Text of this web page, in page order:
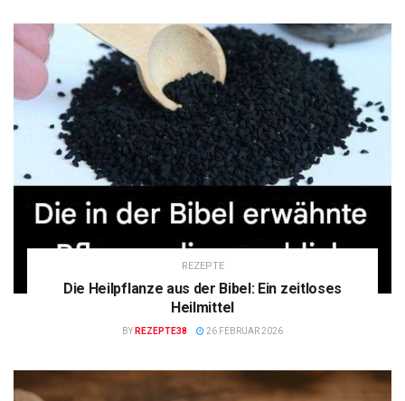
REZEPTE
Die Heilpflanze aus der Bibel: Ein zeitloses
Heilmittel
BY REZEPTE38 26 FEBRUAR 2026